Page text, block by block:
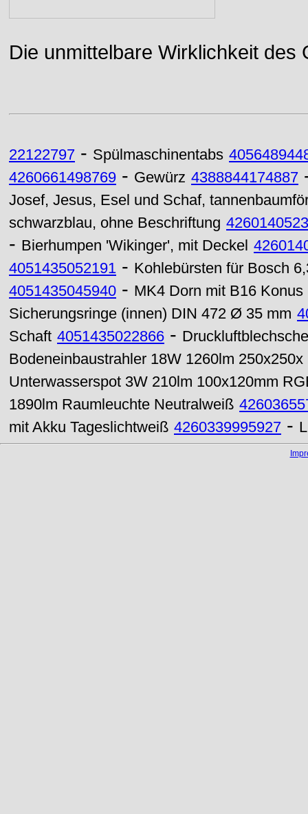
Die unmittelbare Wirklichkeit des
22122797 - Spülmaschinentabs
4260661498769 - Gewürz 4388844174887
Josef, Jesus, Esel und Schaf,
schwarzblau, ohne Beschriftung
- Bierhumpen 'Wikinger', mit Deckel
4051435052191 - Kohlebürsten für Bosch
4051435045940 - MK4 Dorn mit B16
Sicherungsringe (innen) DIN 472 Ø 35 mm
Schaft 4051435022866 -
Bodeneinbaustrahler 18W 1260lm
Unterwasserspot 3W 210lm 100x120mm
1890lm Raumleuchte Neutralweiß
mit Akku Tageslichtweiß 4260339995927 -